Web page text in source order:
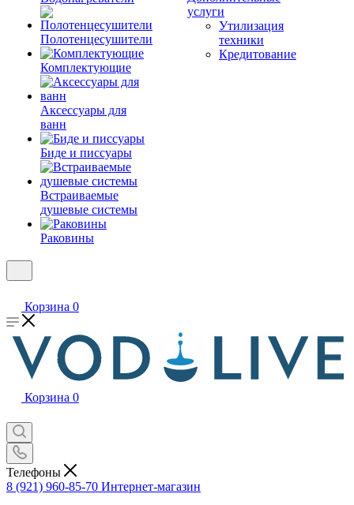
Полотенцесушители
Комплектующие
Аксессуары для
ванн
Биде и писсуары
Встраиваемые
душевые системы
Раковины
услуги
Утилизация
техники
Кредитование
Корзина 0
Корзина 0
Телефоны
8 (921) 960-85-70 Интернет-магазин